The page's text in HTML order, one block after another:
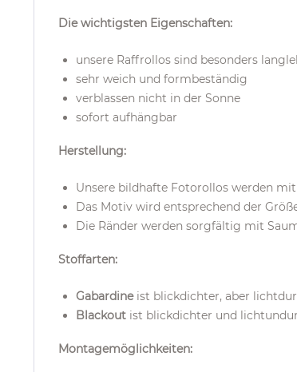
Die wichtigsten Eigenschaften:
unsere Raffrollos sind besonders
sehr weich und formbeständig
verblassen nicht in der Sonne
sofort aufhängbar
Herstellung:
Unsere bildhafte Fotorollos werden
Das Motiv wird entsprechend der
Die Ränder werden sorgfältig mit
Stoffarten:
Gabardineist blickdichter, aber
Blackout ist blickdichter und
Montagemöglichkeiten: